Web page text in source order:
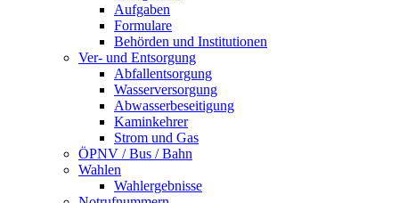
Aufgaben
Formulare
Behörden und Institutionen
Ver- und Entsorgung
Abfallentsorgung
Wasserversorgung
Abwasserbeseitigung
Kaminkehrer
Strom und Gas
ÖPNV / Bus / Bahn
Wahlen
Wahlergebnisse